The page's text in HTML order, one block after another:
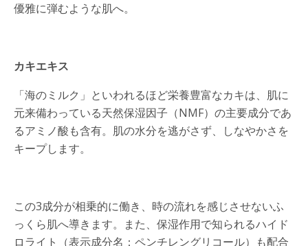
優雅に弾むような肌へ。
カキエキス
「海のミルク」といわれるほど栄養豊富なカキは、肌に
元来備わっている天然保湿因子（NMF）の主要成分であ
るアミノ酸も含有。肌の水分を逃がさず、しなやかさを
キープします。
この3成分が相乗的に働き、時の流れを感じさせないふ
っくら肌へ導きます。また、保湿作用で知られるハイド
ロライト（表示成分名：ペンチレングリコール）も配合